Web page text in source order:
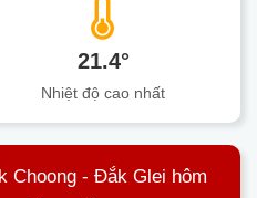
21.4°
Nhiệt độ cao nhất
Choong - Đắk Glei hôm